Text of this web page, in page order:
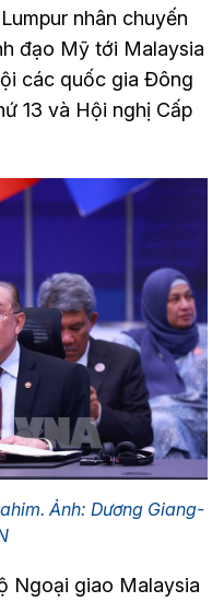
nhân chuyến
đạo Mỹ tới Malaysia
các quốc gia Đông
13 và Hội nghị Cấp
Ảnh: Dương Giang-
Ngoại giao Malaysia